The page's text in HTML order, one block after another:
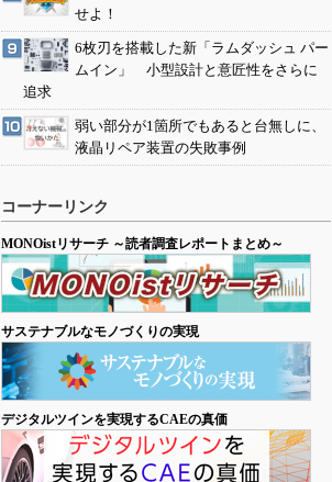
せよ！
6枚刃を搭載した新「ラムダッシュ パー
ムイン」 小型設計と意匠性をさらに
追求
弱い部分が1箇所でもあると台無しに、
液晶リペア装置の失敗事例
コーナーリンク
MONOistリサーチ ～読者調査レポートまとめ～
サステナブルなモノづくりの実現
デジタルツインを実現するCAEの真価